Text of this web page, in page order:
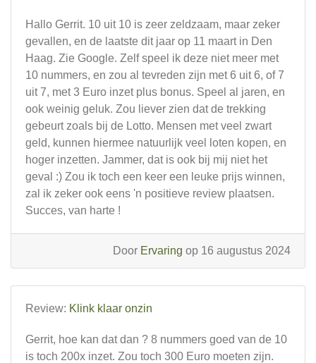
Hallo Gerrit. 10 uit 10 is zeer zeldzaam, maar zeker
gevallen, en de laatste dit jaar op 11 maart in Den
Haag. Zie Google. Zelf speel ik deze niet meer met
10 nummers, en zou al tevreden zijn met 6 uit 6, of 7
uit 7, met 3 Euro inzet plus bonus. Speel al jaren, en
ook weinig geluk. Zou liever zien dat de trekking
gebeurt zoals bij de Lotto. Mensen met veel zwart
geld, kunnen hiermee natuurlijk veel loten kopen, en
hoger inzetten. Jammer, dat is ook bij mij niet het
geval :) Zou ik toch een keer een leuke prijs winnen,
zal ik zeker ook eens 'n positieve review plaatsen.
Succes, van harte !
Door Ervaring op 16 augustus 2024
Review: Klink klaar onzin
Gerrit, hoe kan dat dan ? 8 nummers goed van de 10
is toch 200x inzet. Zou toch 300 Euro moeten zijn.